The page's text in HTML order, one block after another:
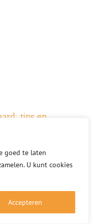
goed te laten
U kunt cookies
Accepteren
tips en
uw woning
met de
stookgedrag en
vanuit
in het kort